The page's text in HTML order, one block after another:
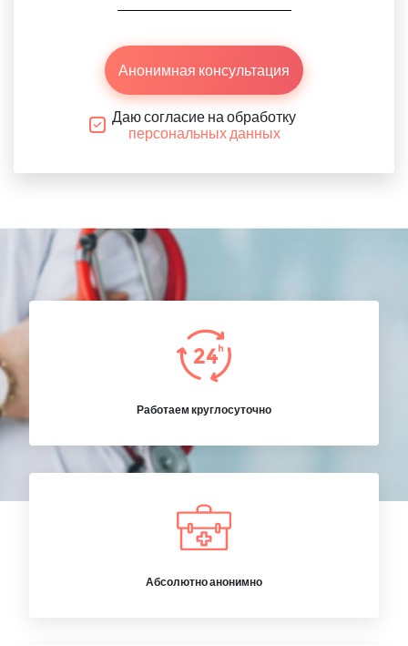
Анонимная консультация
Даю согласие на обработку
персональных данных
Работаем круглосуточно
Абсолютно анонимно